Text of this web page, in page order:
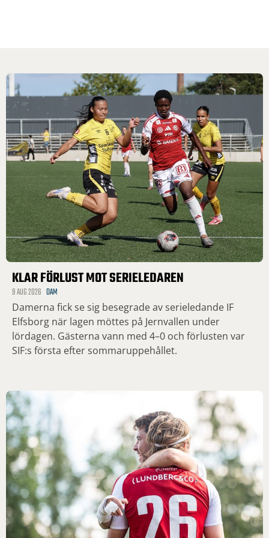
KLAR FÖRLUST MOT SERIELEDAREN
9 AUG 2026 DAM
Damerna fick se sig besegrade av serieledande IF
Elfsborg när lagen möttes på Jernvallen under
lördagen. Gästerna vann med 4–0 och förlusten var
SIF:s första efter sommaruppehållet.